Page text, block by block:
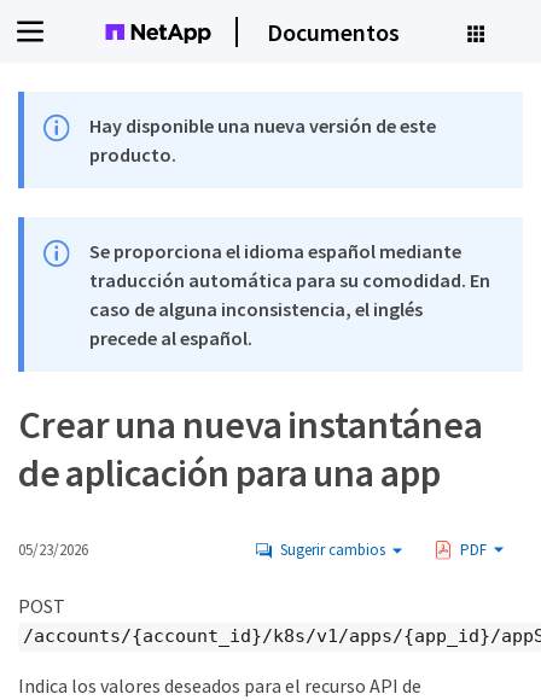
Documentos
Hay disponible una nueva versión de este
producto.
Se proporciona el idioma español mediante
traducción automática para su comodidad. En
caso de alguna inconsistencia, el inglés
precede al español.
Crear una nueva instantánea
de aplicación para una app
05/23/2026 Sugerir cambios PDF
POST
/accounts/{account_id}/k8s/v1/apps/{app_id}/
Indica los valores deseados para el recurso API de